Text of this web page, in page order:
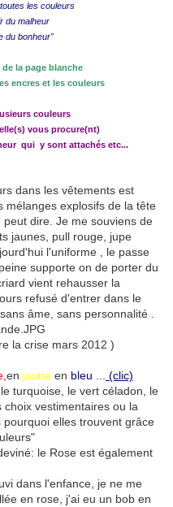
les couleurs
du malheur
du bonheur"
la page blanche
encres et les couleurs
couleurs
vous procure(nt)
qui y sont attachés etc...
dans les vêtements est
mélanges explosifs de la tête
dire. Je me souviens de
jaunes, pull rouge, jupe
l'uniforme , le passe
supporte on de porter du
vient rehausser la
refusé d'entrer dans le
âme, sans personnalité .
la crise mars 2012 )
,en jaune en bleu
(clic)
turquoise, le vert céladon, le
vestimentaires ou la
elles trouvent grâce
le Rose est également
dans l'enfance, je ne me
en rose, j'ai eu un bob en